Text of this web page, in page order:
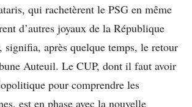
qui rachetèrent le PSG en même
d’autres joyaux de la République
signifia, après quelque temps, le retour
Auteuil. Le CUP, dont il faut avoir
pour comprendre les
est en phase avec la nouvelle